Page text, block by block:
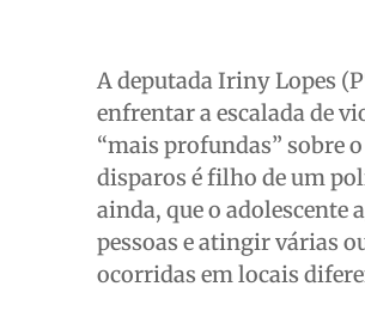
A deputada Iriny Lopes
enfrentar a escalada de
“mais profundas” sobre
disparos é filho de um
ainda, que o adolescente
pessoas e atingir várias
ocorridas em locais